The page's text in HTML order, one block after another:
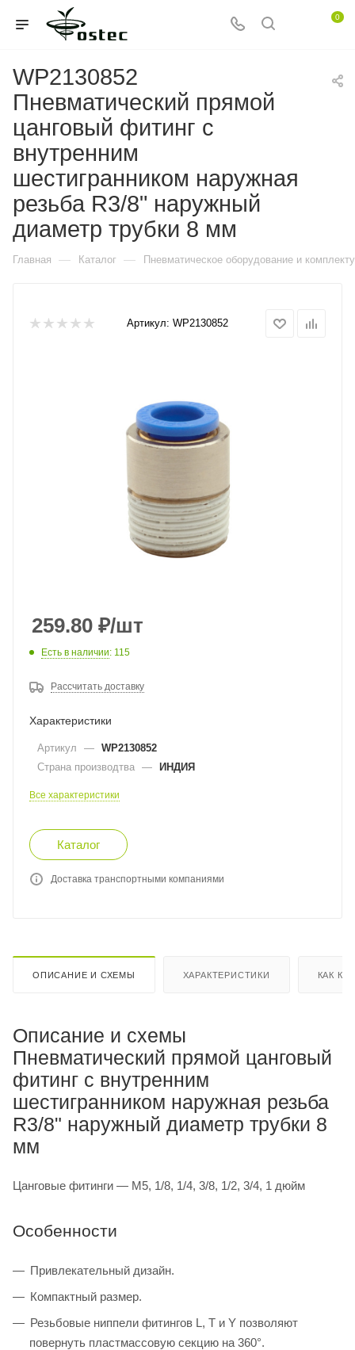
0
WP2130852
Пневматический прямой
цанговый фитинг с
внутренним
шестигранником наружная
резьба R3/8" наружный
диаметр трубки 8 мм
Главная — Каталог — Пневматическое оборудование и
Артикул: WP2130852
259.80 ₽/шт
Есть в наличии: 115
Рассчитать доставку
Характеристики
Артикул — WP2130852
Страна производтва — ИНДИЯ
Все характеристики
Каталог
Доставка транспортными компаниями
ОПИСАНИЕ И СХЕМЫ ХАРАКТЕРИСТИКИ КАК
Описание и схемы
Пневматический прямой цанговый
фитинг с внутренним
шестигранником наружная резьба
R3/8" наружный диаметр трубки 8
мм
Цанговые фитинги — M5, 1/8, 1/4, 3/8, 1/2, 3/4, 1 дюйм
Особенности
Привлекательный дизайн.
Компактный размер.
Резьбовые ниппели фитингов L, T и Y позволяют
повернуть пластмассовую секцию на 360°.